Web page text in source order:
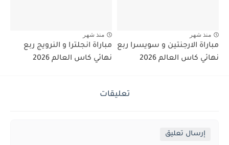
منذ شهر
مباراة الارجنتين و سويسرا ربع
نهائي كاس العالم 2026
منذ شهر
مباراة انجلترا و النرويج ربع
نهائي كاس العالم 2026
تعليقات
إرسال تعليق